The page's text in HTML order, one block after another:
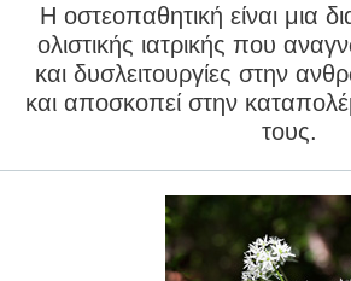
Η οστεοπαθητική είναι μια
ολιστικής ιατρικής που
και δυσλειτουργίες στην
και αποσκοπεί στην
τους.